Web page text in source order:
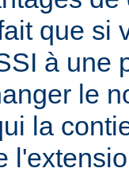
que si
à une
le
la